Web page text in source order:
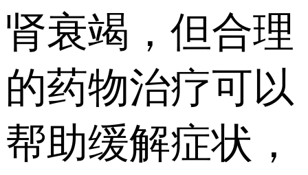
肾衰竭，但合理
的药物治疗可以
帮助缓解症状，